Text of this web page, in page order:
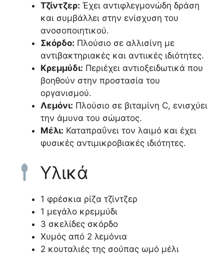
Τζίντζερ: Έχει αντιφλεγμονώδη δράση
και συμβάλλει στην ενίσχυση του
ανοσοποιητικού.
Σκόρδο: Πλούσιο σε αλλισίνη με
αντιβακτηριακές και αντιικές ιδιότητες.
Κρεμμύδι: Περιέχει αντιοξειδωτικά που
βοηθούν στην προστασία του
οργανισμού.
Λεμόνι: Πλούσιο σε βιταμίνη C, ενισχύει
την άμυνα του σώματος.
Μέλι: Καταπραΰνει τον λαιμό και έχει
φυσικές αντιμικροβιακές ιδιότητες.
Υλικά
1 φρέσκια ρίζα τζίντζερ
1 μεγάλο κρεμμύδι
3 σκελίδες σκόρδο
Χυμός από 2 λεμόνια
2 κουταλιές της σούπας ωμό μέλι